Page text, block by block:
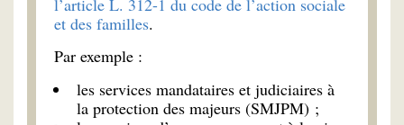
et des familles.
Par exemple :
les services mandataires et judiciaires à
la protection des majeurs (SMJPM) ;